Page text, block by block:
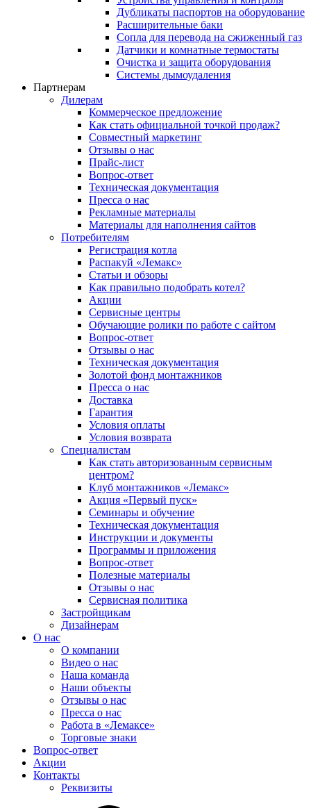
Дубликаты паспортов на оборудование
Расширительные баки
Сопла для перевода на сжиженный газ
Датчики и комнатные термостаты
Очистка и защита оборудования
Системы дымоудаления
Партнерам
Дилерам
Коммерческое предложение
Как стать официальной точкой продаж?
Совместный маркетинг
Отзывы о нас
Прайс-лист
Вопрос-ответ
Техническая документация
Пресса о нас
Рекламные материалы
Материалы для наполнения сайтов
Потребителям
Регистрация котла
Распакуй «Лемакс»
Статьи и обзоры
Как правильно подобрать котел?
Акции
Сервисные центры
Обучающие ролики по работе с сайтом
Вопрос-ответ
Отзывы о нас
Техническая документация
Золотой фонд монтажников
Пресса о нас
Доставка
Гарантия
Условия оплаты
Условия возврата
Специалистам
Как стать авторизованным сервисным
центром?
Клуб монтажников «Лемакс»
Акция «Первый пуск»
Семинары и обучение
Техническая документация
Инструкции и документы
Программы и приложения
Вопрос-ответ
Полезные материалы
Отзывы о нас
Сервисная политика
Застройщикам
Дизайнерам
О нас
О компании
Видео о нас
Наша команда
Наши объекты
Отзывы о нас
Пресса о нас
Работа в «Лемаксе»
Торговые знаки
Вопрос-ответ
Акции
Контакты
Реквизиты